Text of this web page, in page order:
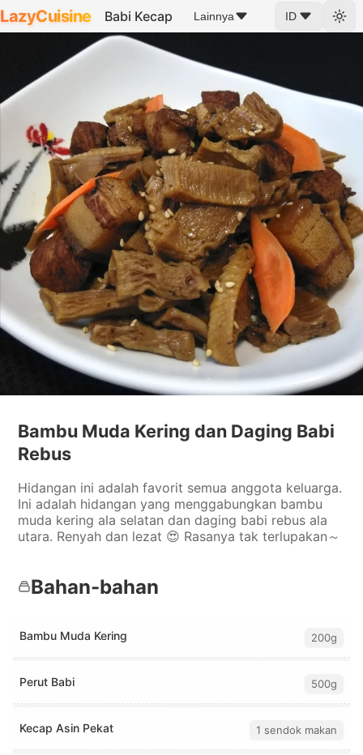
LazyCuisine Babi Kecap Lainnya ID
Bambu Muda Kering dan Daging Babi
Rebus
Hidangan ini adalah favorit semua anggota keluarga.
Ini adalah hidangan yang menggabungkan bambu
muda kering ala selatan dan daging babi rebus ala
utara. Renyah dan lezat 😍 Rasanya tak terlupakan～
Bahan-bahan
Bambu Muda Kering 200g
Perut Babi 500g
Kecap Asin Pekat 1 sendok makan